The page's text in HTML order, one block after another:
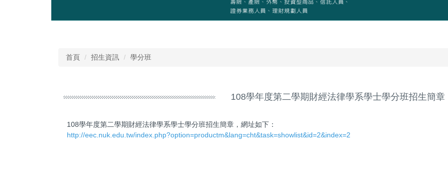
首頁 招生資訊 學分班
108學年度第二學期財經法律學系學士學分班招生簡章
108學年度第二學期財經法律學系學士學分班招生簡章，網址如下：
http://eec.nuk.edu.tw/index.php?option=productm&lang=cht&task=showlist&id=2&index=2